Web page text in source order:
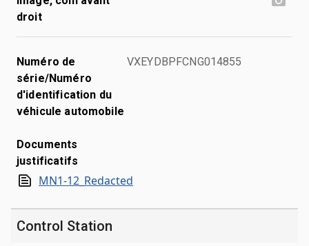
droit
Numéro de
série/Numéro
d'identification du
véhicule automobile
VXEYDBPFCNG014855
Documents
justificatifs
MN1-12_Redacted
Control Station